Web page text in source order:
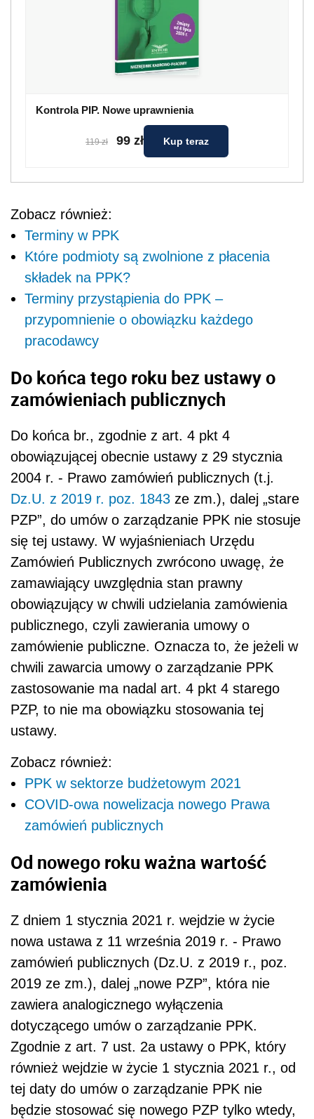
Kontrola PIP. Nowe uprawnienia
119 zł 99 zł Kup teraz
Zobacz również:
Terminy w PPK
Które podmioty są zwolnione z płacenia
składek na PPK?
Terminy przystąpienia do PPK –
przypomnienie o obowiązku każdego
pracodawcy
Do końca tego roku bez ustawy o
zamówieniach publicznych
Do końca br., zgodnie z art. 4 pkt 4
obowiązującej obecnie ustawy z 29 stycznia
2004 r. - Prawo zamówień publicznych (t.j.
Dz.U. z 2019 r. poz. 1843 ze zm.), dalej „stare
PZP”, do umów o zarządzanie PPK nie stosuje
się tej ustawy. W wyjaśnieniach Urzędu
Zamówień Publicznych zwrócono uwagę, że
zamawiający uwzględnia stan prawny
obowiązujący w chwili udzielania zamówienia
publicznego, czyli zawierania umowy o
zamówienie publiczne. Oznacza to, że jeżeli w
chwili zawarcia umowy o zarządzanie PPK
zastosowanie ma nadal art. 4 pkt 4 starego
PZP, to nie ma obowiązku stosowania tej
ustawy.
Zobacz również:
PPK w sektorze budżetowym 2021
COVID-owa nowelizacja nowego Prawa
zamówień publicznych
Od nowego roku ważna wartość
zamówienia
Z dniem 1 stycznia 2021 r. wejdzie w życie
nowa ustawa z 11 września 2019 r. - Prawo
zamówień publicznych (Dz.U. z 2019 r., poz.
2019 ze zm.), dalej „nowe PZP”, która nie
zawiera analogicznego wyłączenia
dotyczącego umów o zarządzanie PPK.
Zgodnie z art. 7 ust. 2a ustawy o PPK, który
również wejdzie w życie 1 stycznia 2021 r., od
tej daty do umów o zarządzanie PPK nie
będzie stosować się nowego PZP tylko wtedy,